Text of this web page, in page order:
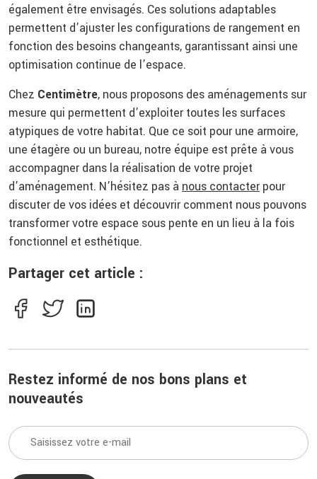
également être envisagés. Ces solutions adaptables
permettent d’ajuster les configurations de rangement en
fonction des besoins changeants, garantissant ainsi une
optimisation continue de l’espace.
Chez Centimètre, nous proposons des aménagements sur
mesure qui permettent d’exploiter toutes les surfaces
atypiques de votre habitat. Que ce soit pour une armoire,
une étagère ou un bureau, notre équipe est prête à vous
accompagner dans la réalisation de votre projet
d’aménagement. N’hésitez pas à nous contacter pour
discuter de vos idées et découvrir comment nous pouvons
transformer votre espace sous pente en un lieu à la fois
fonctionnel et esthétique.
Partager cet article :
Restez informé de nos bons plans et
nouveautés